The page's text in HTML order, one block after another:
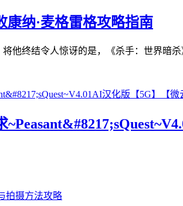
纳·麦格雷格攻略指南
他终结令人惊讶的是，《杀手：世界暗杀